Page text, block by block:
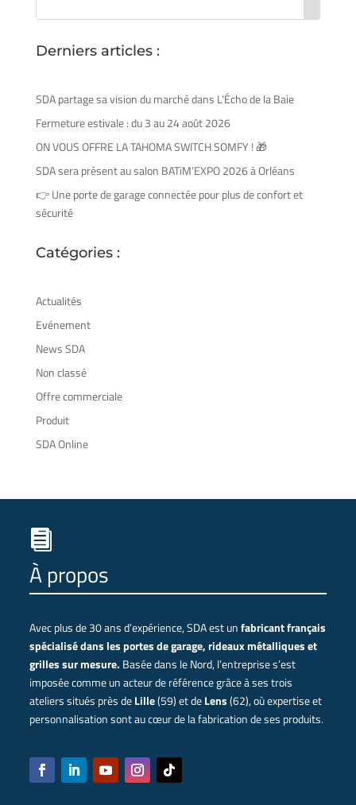
Derniers articles :
SDA partage sa vision du marché dans L’Écho de la Baie
Fermeture estivale : du 3 au 24 août 2026
ON VOUS OFFRE LA TAHOMA SWITCH SOMFY ! 🎁
SDA sera présent au salon BATiM’EXPO 2026 à Orléans
👉 Une porte de garage connectée pour plus de confort et
sécurité
Catégories :
Actualités
Evénement
News SDA
Non classé
Offre commerciale
Produit
SDA Online

À propos
Avec plus de 30 ans d’expérience, SDA est unfabricant français
spécialisé dans les portes de garage, rideaux métalliques et
grilles sur mesure. Basée dans le Nord, l’entreprise s’est
imposée comme un acteur de référence grâce à ses trois
ateliers situés près deLille(59) et deLens(62), où expertise et
personnalisation sont au cœur de la fabrication de ses produits.